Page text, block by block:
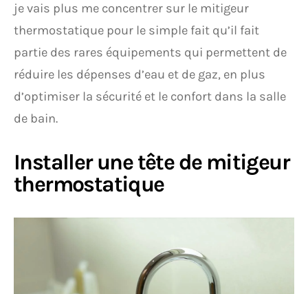
je vais plus me concentrer sur le mitigeur
thermostatique pour le simple fait qu’il fait
partie des rares équipements qui permettent de
réduire les dépenses d’eau et de gaz, en plus
d’optimiser la sécurité et le confort dans la salle
de bain.
Installer une tête de mitigeur
thermostatique